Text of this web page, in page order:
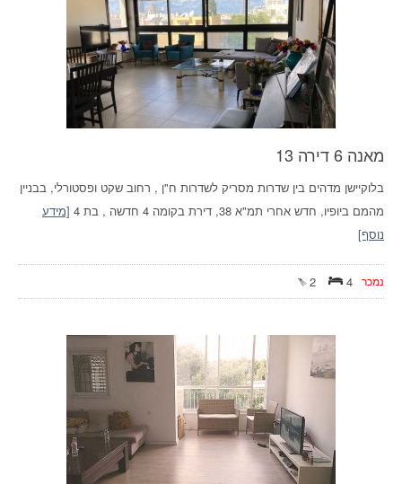
מאנה 6 דירה 13
בלוקיישן מדהים בין שדרות מסריק לשדרות ח"ן , רחוב שקט ופסטורלי, בבניין
מהמם ביופיו, חדש אחרי תמ"א 38, דירת בקומה 4 חדשה , בת 4
[מידע
נוסף]
4
2 נמכר